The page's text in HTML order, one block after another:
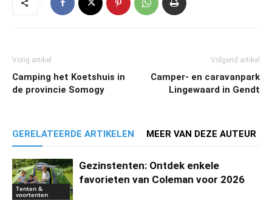
Vorig artikel
Camping het Koetshuis in
de provincie Somogy
Volgend artikel
Camper- en caravanpark
Lingewaard in Gendt
GERELATEERDE ARTIKELEN MEER VAN DEZE AUTEUR
Tenten &
voortenten
Gezinstenten: Ontdek enkele
favorieten van Coleman voor 2026